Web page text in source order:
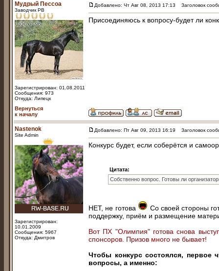
Мудрый Пессоа
Заводчик РВ
Зарегистрирован: 01.08.2011
Сообщения: 973
Откуда: Липецк
Добавлено: Чт Авг 08, 2013 17:13 Заголовок
Присоединяюсь к вопросу-будет ли
Вернуться
к началу
Nastenok
Site Admin
Зарегистрирован:
10.01.2009
Сообщения: 5967
Откуда: Дмитров
Добавлено: Пт Авг 09, 2013 16:19 Заголовок
Конкурс будет, если соберётся и
Цитата:
Собственно вопрос. Готовы ли
НЕТ, не готова
Со своей стороны
поддержку, приём и размещение
Вот ПХ "Олимпия" готова снова
спонсоров. Призов много не бывает!
Чтобы конкурс состоялся, первое
вопросы, а именно: